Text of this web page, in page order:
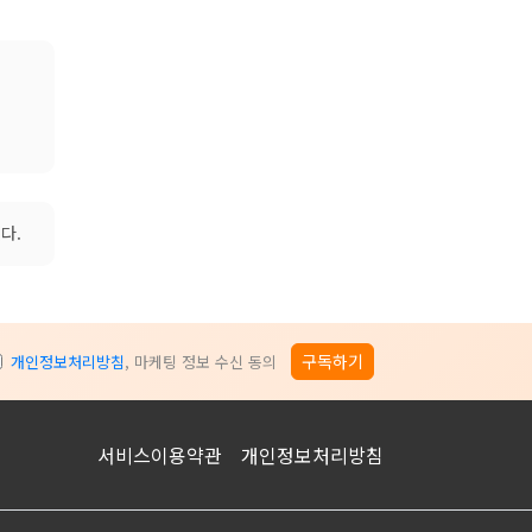
.
개인정보처리방침, 마케팅 정보 수신 동의 구독하기
서비스이용약관 개인정보처리방침